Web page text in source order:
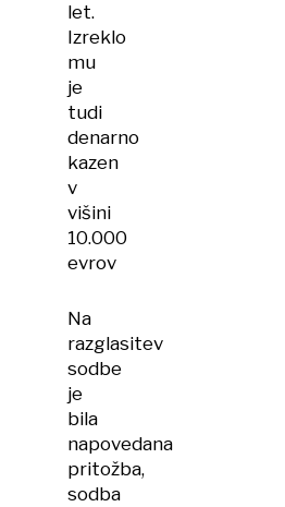
let.
Izreklo
mu
je
tudi
denarno
kazen
v
višini
10.000
evrov
Na
razglasitev
sodbe
je
bila
napovedana
pritožba,
sodba